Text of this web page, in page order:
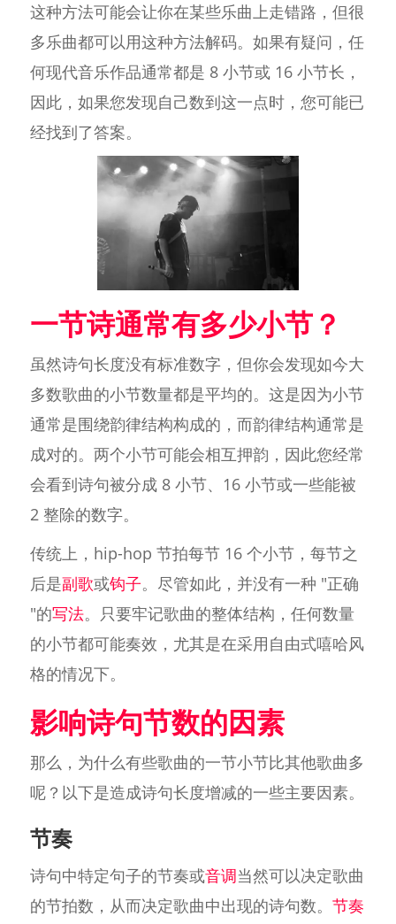
这种方法可能会让你在某些乐曲上走错路，但很
多乐曲都可以用这种方法解码。如果有疑问，任
何现代音乐作品通常都是 8 小节或 16 小节长，
因此，如果您发现自己数到这一点时，您可能已
经找到了答案。
一节诗通常有多少小节？
虽然诗句长度没有标准数字，但你会发现如今大
多数歌曲的小节数量都是平均的。这是因为小节
通常是围绕韵律结构构成的，而韵律结构通常是
成对的。两个小节可能会相互押韵，因此您经常
会看到诗句被分成 8 小节、16 小节或一些能被
2 整除的数字。
传统上，hip-hop 节拍每节 16 个小节，每节之
后是副歌或钩子。尽管如此，并没有一种 "正确
"的写法。只要牢记歌曲的整体结构，任何数量
的小节都可能奏效，尤其是在采用自由式嘻哈风
格的情况下。
影响诗句节数的因素
那么，为什么有些歌曲的一节小节比其他歌曲多
呢？以下是造成诗句长度增减的一些主要因素。
节奏
诗句中特定句子的节奏或音调当然可以决定歌曲
的节拍数，从而决定歌曲中出现的诗句数。 节奏